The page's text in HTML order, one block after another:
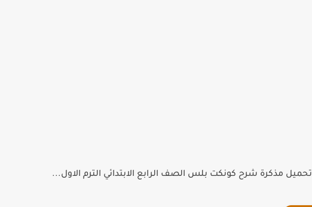
تحميل مذكرة شرح كونكت بلس الصف الرابع الابتدائي الترم الاول...